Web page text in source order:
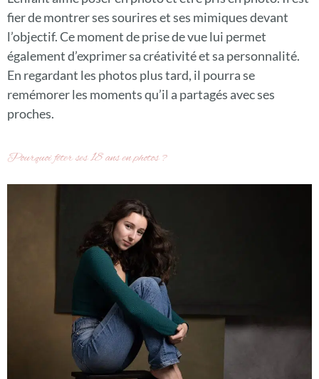
fier de montrer ses sourires et ses mimiques devant
l’objectif. Ce moment de prise de vue lui permet
également d’exprimer sa créativité et sa personnalité.
En regardant les photos plus tard, il pourra se
remémorer les moments qu’il a partagés avec ses
proches.
Pourquoi fêter ses 18 ans en photos ?